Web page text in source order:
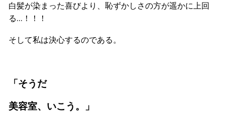
白髪が染まった喜びより、恥ずかしさの方が遥かに上回
る…！！！
そして私は決心するのである。
「そうだ
美容室、いこう。」